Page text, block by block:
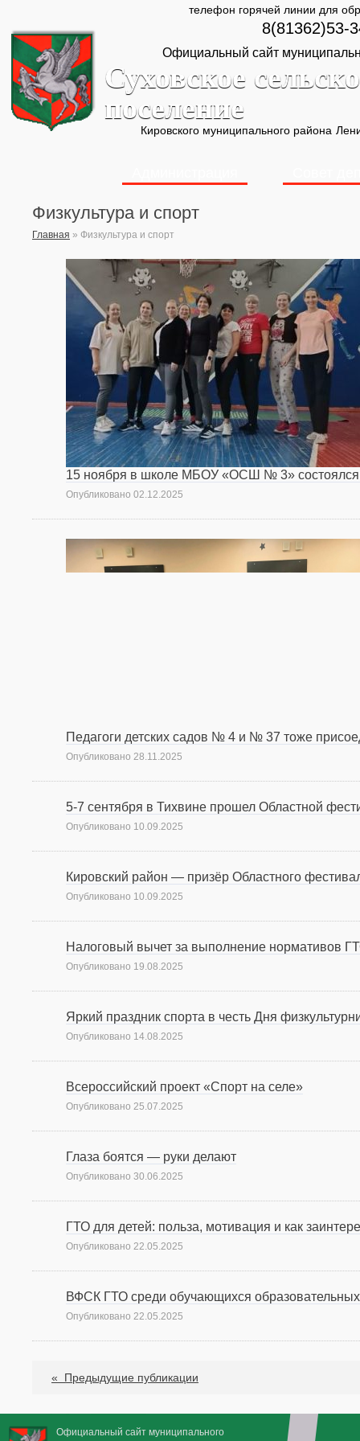
телефон горячей линии для
8(81362)53-
Официальный сайт
Суховское
поселение
Кировского муниципального района
Физкультура и спорт
Главная » Физкультура и спорт
15 ноября в школе МБОУ «ОСШ № 3»
Опубликовано 02.12.2025
Педагоги детских садов № 4 и № 37 тоже
Опубликовано 28.11.2025
5-7 сентября в Тихвине прошел Областной
Опубликовано 10.09.2025
Кировский район — призёр Областного
Опубликовано 10.09.2025
Налоговый вычет за выполнение нормативов
Опубликовано 19.08.2025
Яркий праздник спорта в честь Дня
Опубликовано 14.08.2025
Всероссийский проект «Спорт на селе»
Опубликовано 25.07.2025
Глаза боятся — руки делают
Опубликовано 30.06.2025
ГТО для детей: польза, мотивация и как
Опубликовано 22.05.2025
ВФСК ГТО среди обучающихся образовательных
Опубликовано 22.05.2025
« Предыдущие публикации
Официальный сайт муниципального